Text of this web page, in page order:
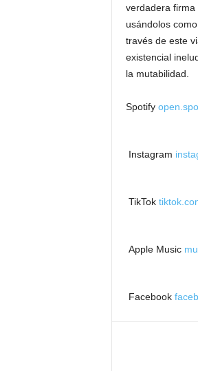
verdadera firma
usándolos
través de este
existencial
la mutabilidad.
Spotify
Instagram
TikTok
Apple Music
Facebook